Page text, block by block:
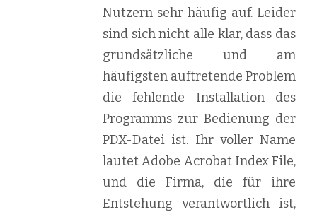
Nutzern sehr häufig auf. Leider
sind sich nicht alle klar, dass das
grundsätzliche und am
häufigsten auftretende Problem
die fehlende Installation des
Programms zur Bedienung der
PDX-Datei ist. Ihr voller Name
lautet Adobe Acrobat Index File,
und die Firma, die für ihre
Entstehung verantwortlich ist,